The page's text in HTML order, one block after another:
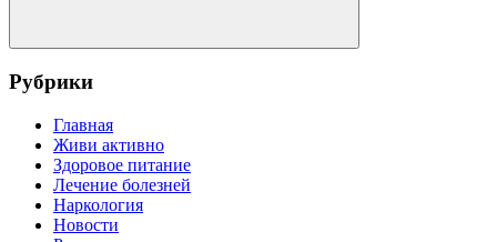
Поиск
Рубрики
Главная
Живи активно
Здоровое питание
Лечение болезней
Наркология
Новости